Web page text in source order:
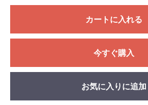
カートに入れる
今すぐ購入
お気に入りに追加